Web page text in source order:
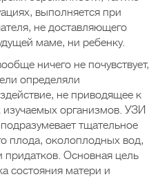
выполняется при
не доставляющего
маме, ни ребенку.
ничего не почувствует,
определяли
не приводящее к
организмов. УЗИ
тщательное
плода, околоплодных вод,
Основная цель
состояния матери и